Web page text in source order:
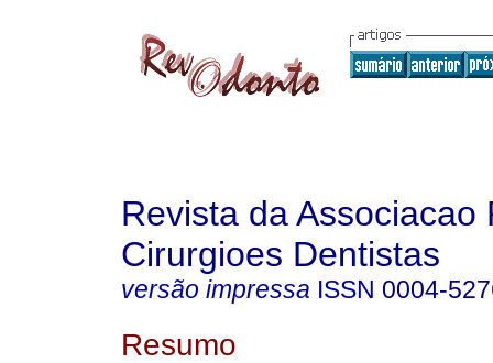
Revista da Associacao
Cirurgioes Dentistas
versão impressa ISSN 0004-
Resumo